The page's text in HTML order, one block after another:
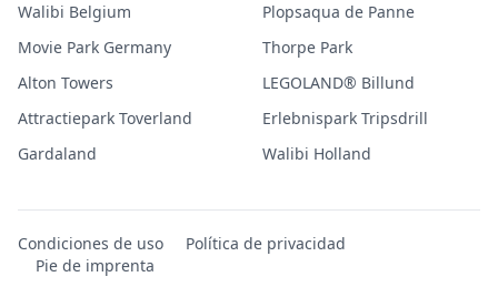
Walibi Belgium
Movie Park Germany
Alton Towers
Attractiepark Toverland
Gardaland
Plopsaqua de Panne
Thorpe Park
LEGOLAND® Billund
Erlebnispark Tripsdrill
Walibi Holland
Condiciones de uso
Política de privacidad
Pie de imprenta